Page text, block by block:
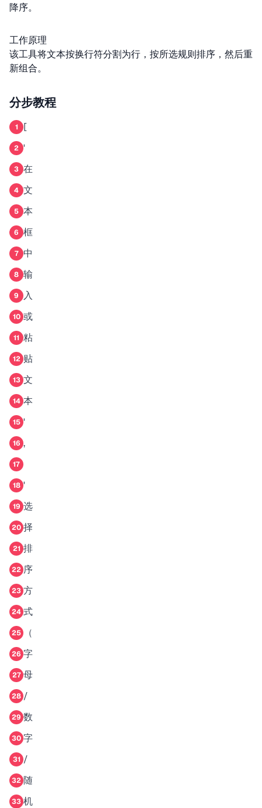
降序。
工作原理
该工具将文本按换行符分割为行，按所选规则排序，然后重
新组合。
分步教程
1 [
2 '
3 在
4 文
5 本
6 框
7 中
8 输
9 入
10 或
11 粘
12 贴
13 文
14 本
15 '
16 ,
17
18 '
19 选
20 择
21 排
22 序
23 方
24 式
25 （
26 字
27 母
28 /
29 数
30 字
31 /
32 随
33 机